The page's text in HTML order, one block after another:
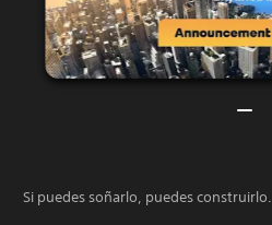
Si puedes soñarlo, puedes construirlo.